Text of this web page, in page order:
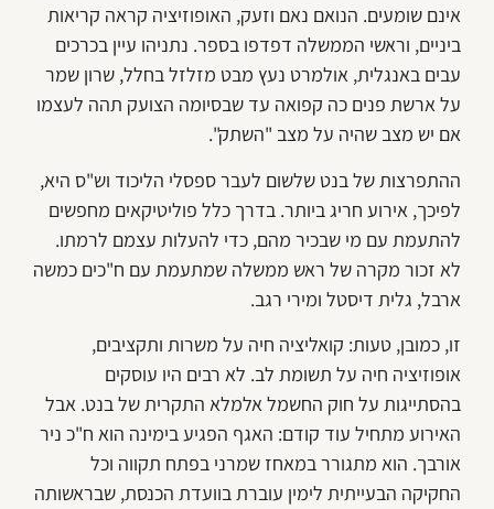
אינם שומעים. הנואם נאם וזעק, האופוזיציה קראה קריאות
ביניים, וראשי הממשלה דפדפו בספר. נתניהו עיין בכרכים
עבים באנגלית, אולמרט נעץ מבט מזלזל בחלל, שרון שמר
על ארשת פנים כה קפואה עד שבסיומה הצועק תהה לעצמו
אם יש מצב שהיה על מצב "השתק".
ההתפרצות של בנט שלשום לעבר ספסלי הליכוד וש"ס היא,
לפיכך, אירוע חריג ביותר. בדרך כלל פוליטיקאים מחפשים
להתעמת עם מי שבכיר מהם, כדי להעלות עצמם לרמתו.
לא זכור מקרה של ראש ממשלה שמתעמת עם ח"כים כמשה
ארבל, גלית דיסטל ומירי רגב.
זו, כמובן, טעות: קואליציה חיה על משרות ותקציבים,
אופוזיציה חיה על תשומת לב. לא רבים היו עוסקים
בהסתייגות על חוק החשמל אלמלא התקרית של בנט. אבל
האירוע מתחיל עוד קודם: האגף הפגיע בימינה הוא ח"כ ניר
אורבך. הוא מתגורר במאחז שמרני בפתח תקווה וכל
החקיקה הבעייתית לימין עוברת בוועדת הכנסת, שבראשותה